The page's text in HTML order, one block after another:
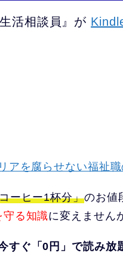
活相談員』が
アを腐らせない福祉
ーヒー1杯分」のお値
る知識に変えません
すぐ「0円」で読み放